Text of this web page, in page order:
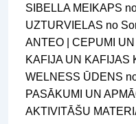
SIBELLA MEIKAPS
UZTURVIELAS no
ANTEO | CEPUMI
KAFIJA UN KAFIJAS
WELNESS ŪDENS
PASĀKUMI UN
AKTIVITĀŠU